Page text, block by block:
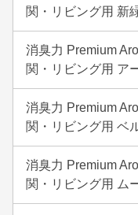
関・リビング用 新
消臭力 Premium
関・リビング用 ア
消臭力 Premium
関・リビング用 ベ
消臭力 Premium
関・リビング用 ム